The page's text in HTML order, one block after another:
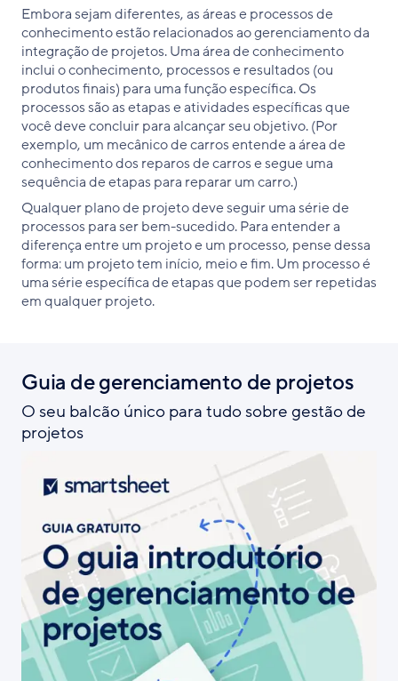
Embora sejam diferentes, as áreas e processos de
conhecimento estão relacionados ao gerenciamento da
integração de projetos. Uma área de conhecimento
inclui o conhecimento, processos e resultados (ou
produtos finais) para uma função específica. Os
processos são as etapas e atividades específicas que
você deve concluir para alcançar seu objetivo. (Por
exemplo, um mecânico de carros entende a área de
conhecimento dos reparos de carros e segue uma
sequência de etapas para reparar um carro.)
Qualquer plano de projeto deve seguir uma série de
processos para ser bem-sucedido. Para entender a
diferença entre um projeto e um processo, pense dessa
forma: um projeto tem início, meio e fim. Um processo é
uma série específica de etapas que podem ser repetidas
em qualquer projeto.
Guia de gerenciamento de projetos
O seu balcão único para tudo sobre gestão de
projetos